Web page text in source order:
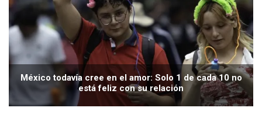
México todavía cree en el amor: Solo 1 de cada 10 no
está feliz con su relación
Y en noticias de
Que no los agarren